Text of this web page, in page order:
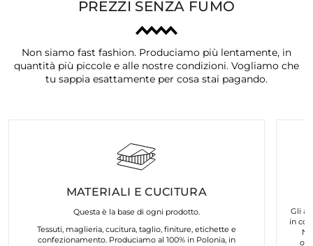
PREZZI SENZA FUMO
Non siamo fast fashion. Produciamo più lentamente, in
quantità più piccole e alle nostre condizioni. Vogliamo che
tu sappia esattamente per cosa stai pagando.
MATERIALI E CUCITURA
Questa è la base di ogni prodotto.
Tessuti, maglieria, cucitura, taglio, finiture, etichette e
confezionamento. Produciamo al 100% in Polonia, in
Gli
in